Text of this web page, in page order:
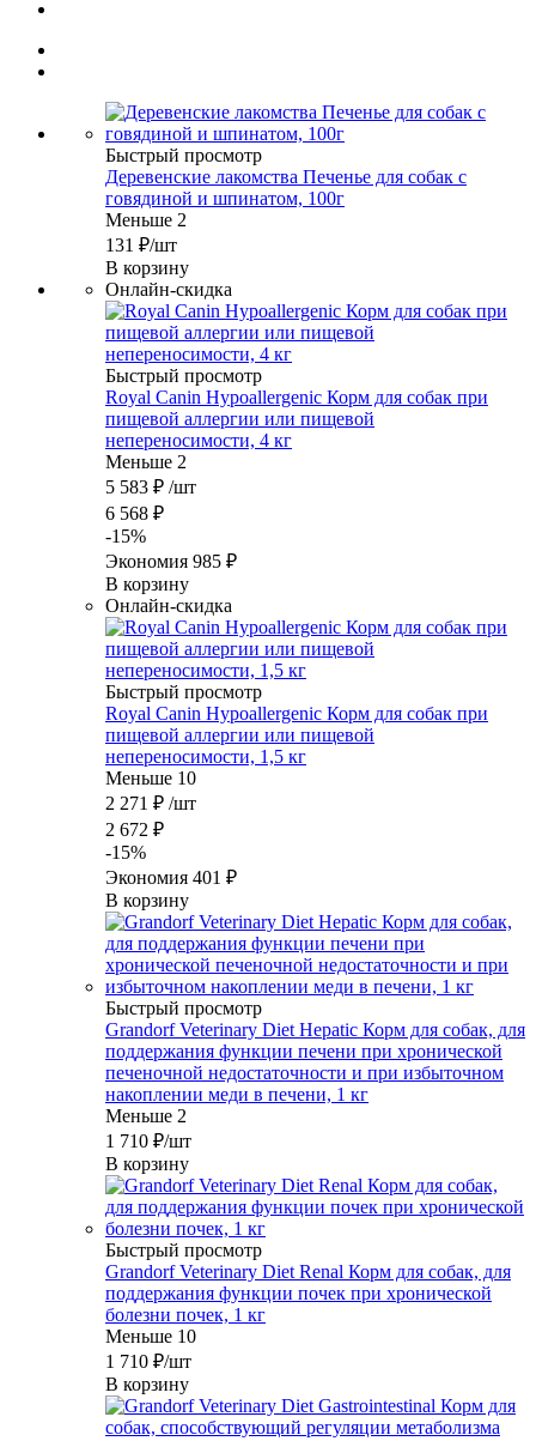
Быстрый просмотр
Деревенские лакомства Печенье для собак с
говядиной и шпинатом, 100г
Меньше 2
131 ₽/шт
В корзину
Онлайн-скидка
Быстрый просмотр
Royal Canin Hypoallergenic Корм для собак при
пищевой аллергии или пищевой
непереносимости, 4 кг
Меньше 2
5 583 ₽ /шт
6 568 ₽
-15%
Экономия 985 ₽
В корзину
Онлайн-скидка
Быстрый просмотр
Royal Canin Hypoallergenic Корм для собак при
пищевой аллергии или пищевой
непереносимости, 1,5 кг
Меньше 10
2 271 ₽ /шт
2 672 ₽
-15%
Экономия 401 ₽
В корзину
Быстрый просмотр
Grandorf Veterinary Diet Hepatic Корм для собак, для
поддержания функции печени при хронической
печеночной недостаточности и при избыточном
накоплении меди в печени, 1 кг
Меньше 2
1 710 ₽/шт
В корзину
Быстрый просмотр
Grandorf Veterinary Diet Renal Корм для собак, для
поддержания функции почек при хронической
болезни почек, 1 кг
Меньше 10
1 710 ₽/шт
В корзину